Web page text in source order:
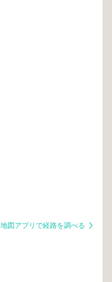
地図アプリで経路を調べる